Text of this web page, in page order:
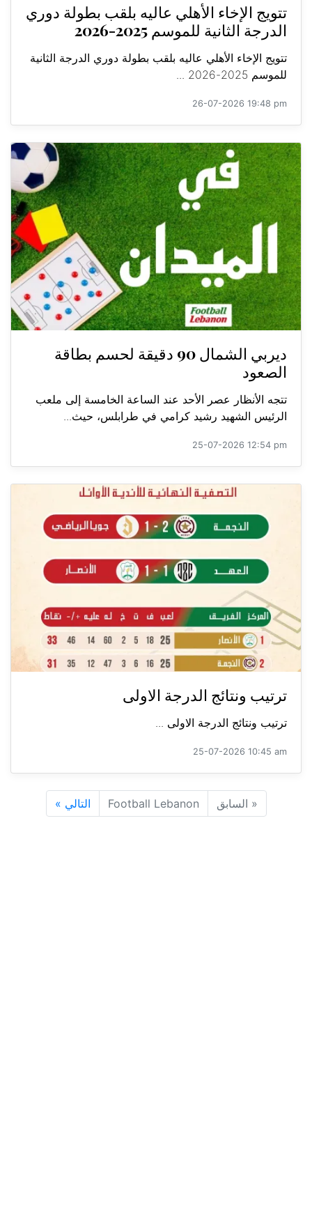
تتويج الإخاء الأهلي عاليه بلقب بطولة دوري
الدرجة الثانية للموسم 2025-2026
تتويج الإخاء الأهلي عاليه بلقب بطولة دوري الدرجة الثانية
للموسم 2025-2026 ...
26-07-2026 19:48 pm
ديربي الشمال 90 دقيقة لحسم بطاقة
الصعود
تتجه الأنظار عصر الأحد عند الساعة الخامسة إلى ملعب
الرئيس الشهيد رشيد كرامي في طرابلس، حيث...
25-07-2026 12:54 pm
ترتيب ونتائج الدرجة الاولى
ترتيب ونتائج الدرجة الاولى ...
25-07-2026 10:45 am
« السابق Football Lebanon التالي »